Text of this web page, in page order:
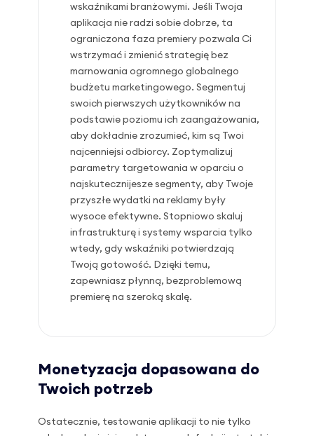
wskaźnikami branżowymi. Jeśli Twoja
aplikacja nie radzi sobie dobrze, ta
ograniczona faza premiery pozwala Ci
wstrzymać i zmienić strategię bez
marnowania ogromnego globalnego
budżetu marketingowego. Segmentuj
swoich pierwszych użytkowników na
podstawie poziomu ich zaangażowania,
aby dokładnie zrozumieć, kim są Twoi
najcenniejsi odbiorcy. Zoptymalizuj
parametry targetowania w oparciu o
najskutecznijesze segmenty, aby Twoje
przyszłe wydatki na reklamy były
wysoce efektywne. Stopniowo skaluj
infrastrukturę i systemy wsparcia tylko
wtedy, gdy wskaźniki potwierdzają
Twoją gotowość. Dzięki temu,
zapewniasz płynną, bezproblemową
premierę na szeroką skalę.
Monetyzacja dopasowana do
Twoich potrzeb
Ostatecznie, testowanie aplikacji to nie tylko